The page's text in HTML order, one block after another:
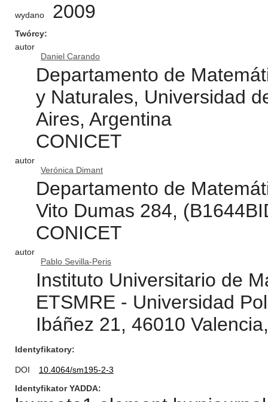
wydano 2009
Twórcy
autor
Daniel Carando
Departamento de
y Naturales, Universidad
Aires, Argentina
CONICET
autor
Verónica Dimant
Departamento de
Vito Dumas 284,
CONICET
autor
Pablo Sevilla-Peris
Instituto Universitario de
ETSMRE - Universidad
Ibáñez 21, 46010
Identyfikatory
DOI
10.4064/sm195-2-3
Identyfikator YADDA